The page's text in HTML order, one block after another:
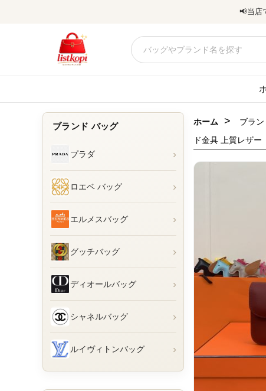
📢当店
ブランド バッグ
プラダ ›
ロエベ バッグ ›
エルメスバッグ ›
グッチバッグ ›
ディオールバッグ ›
シャネルバッグ ›
ルイヴィトンバッグ ›
ホーム > ブラ
ド金具 上質レザー